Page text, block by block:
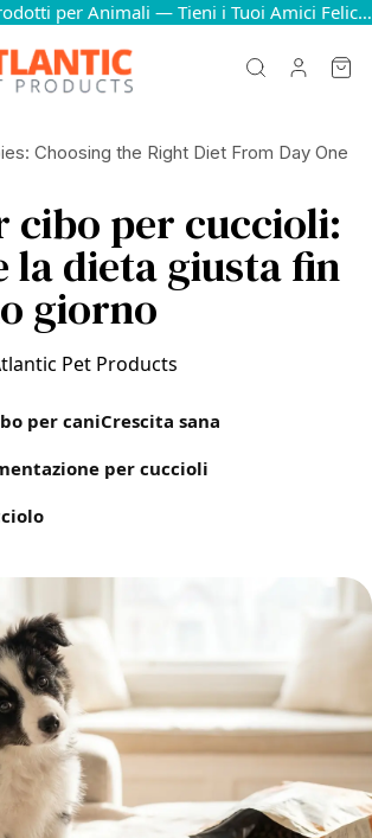
-20 % su Tutti i Prodotti per Animali — Tieni i Tuoi Amici Felici e in Salute
Choosing the Right Diet From Day One
cibo per cuccioli:
la dieta giusta fin
giorno
Pet Products
per caniCrescita sana
per cuccioli